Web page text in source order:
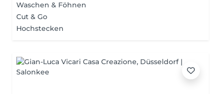
Waschen & Föhnen
Cut & Go
Hochstecken